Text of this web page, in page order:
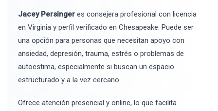
Jacey Persinger es consejera profesional con licencia
en Virginia y perfil verificado en Chesapeake. Puede ser
una opción para personas que necesitan apoyo con
ansiedad, depresión, trauma, estrés o problemas de
autoestima, especialmente si buscan un espacio
estructurado y a la vez cercano.
Ofrece atención presencial y online, lo que facilita